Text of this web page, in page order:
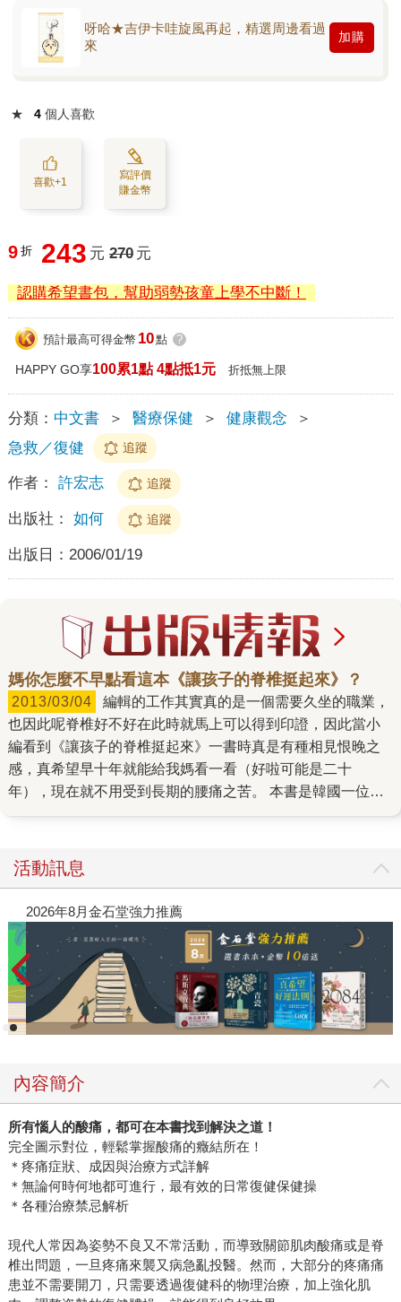
呀哈★吉伊卡哇旋風再起，精選周邊看過
來
加購
★ 4 個人喜歡
喜歡+1
寫評價
賺金幣
9 折 243 元 270 元
認購希望書包，幫助弱勢孩童上學不中斷！
預計最高可得金幣 10點 ?
HAPPY GO享100累1點 4點抵1元 折抵無上限
分類： 中文書 ＞ 醫療保健 ＞ 健康觀念
＞
急救／復健
追蹤
作者： 許宏志 追蹤
出版社： 如何 追蹤
出版日： 2006/01/19
媽你怎麼不早點看這本《讓孩子的脊椎挺起來》？
2013/03/04
也因此呢脊椎好不好在此時就馬上可以得到印證，因此當小
編看到《讓孩子的脊椎挺起來》一書時真是有種相見恨晚之
感，真希望早十年就能給我媽看一看（好啦可能是二十
年），現在就不用受到長期的腰痛之苦。 本書是韓國一位全
縮在一起對著手上那小小的螢幕，長期的不良姿勢造成今日
孩子的脊椎十個有九個是彎曲的，另一方面也發現父母常不
知道孩子的脊椎已發生了問題，忽視其嚴重性，錯失了孩子
在成長期的黃金矯正時光，長大再來復健已是難上加難。因
而寫了這本書，希望能解答父母心中的疑問，讓父母自己能
先學習脊椎健康方面的知識，進而讓孩子也能一併學習正確
的姿勢及運動觀念。 習慣這種東西就像蝴蝶效應一樣，從小
小的姿勢改進，就可以讓一輩子脊椎都能挺得正，從此跟脊
椎側彎、骨刺、椎間盤突出等病症說掰掰。 全醫師在書中解
八、肌肉僵硬等比較明顯的徵兆之外，有些像是突然停止長
高、身材發胖走樣、讀書不容易專心的情形，其實都有可能
是看不見的脊椎已經出現了狀況！小編誠心推薦本書給各位
天下父母，若是懂得在日常生活中偵測孩子脊椎或姿勢的異
狀，把不良的習慣改正過來，我們就能幫助孩子迎向一個更
健康的人生，也是我們能為他們累積一筆最無價的財富。 ＊
《讓孩子的脊椎挺起來：找回隱藏的身高和學習專注力》預
計2013年3月12日出版。
活動訊息
閱讀漫遊錄-2026上半年暢銷榜
內容簡介
所有惱人的酸痛，都可在本書找到解決之道！
完全圖示對位，輕鬆掌握酸痛的癥結所在！
＊疼痛症狀、成因與治療方式詳解
＊無論何時何地都可進行，最有效的日常復健保健操
＊各種治療禁忌解析
現代人常因為姿勢不良又不常活動，而導致關節肌肉酸痛或是脊
椎出問題，一旦疼痛來襲又病急亂投醫。然而，大部分的疼痛痛
患並不需要開刀，只需要透過復健科的物理治療，加上強化肌